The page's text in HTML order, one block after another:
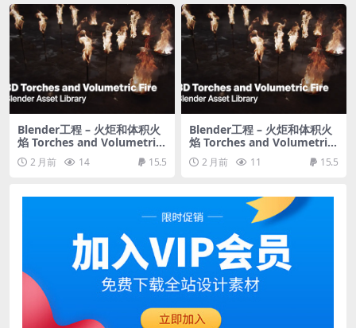
Blender工程 – 火炬和体积火
焰 Torches and Volumetric
Fire for Concept Art – Blen
der Asset Library
2 月前 14 15.5
Blender工程 – 火炬和体积火
焰 Torches and Volumetric
Fire for Concept Art – Blen
der Asset Library
2 月前 11 15.5